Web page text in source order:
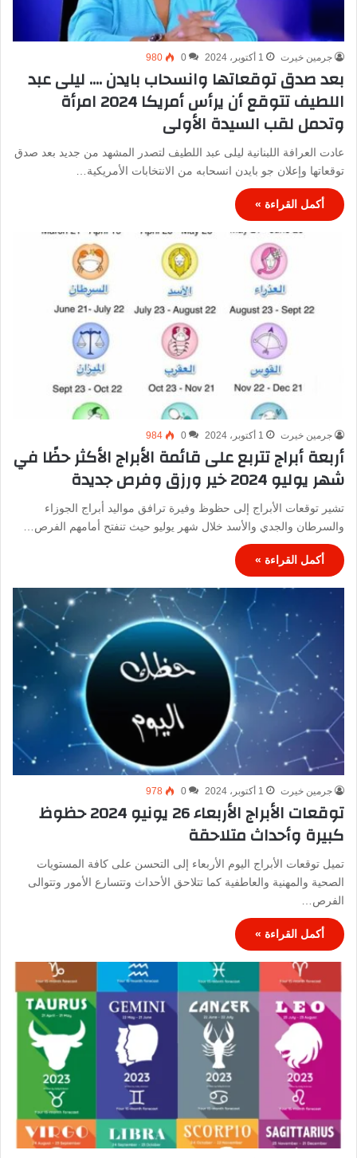
جرمين خيرت 1 أكتوبر، 2024 0
980
بعد صدق توقعاتها وانسحاب بايدن …. ليلى عبد
اللطيف تتوقع أن يرأس أمريكا 2024 امرأة
وتحمل لقب السيدة الأولى
عادت العرافة اللبنانية ليلى عبد اللطيف لتصدر المشهد من جديد بعد صدق
توقعاتها وإعلان جو بايدن انسحابه من الانتخابات الأمريكية…
أكمل القراءة »
جرمين خيرت 1 أكتوبر، 2024 0
984
أربعة أبراج تتربع على قائمة الأبراج الأكثر حظًا في
شهر يوليو 2024 خير ورزق وفرص جديدة
تشير توقعات الأبراج إلى حظوظ وفيرة ترافق مواليد أبراج الجوزاء
والسرطان والجدي والأسد خلال شهر يوليو حيث تنفتح أمامهم الفرص…
أكمل القراءة »
جرمين خيرت 1 أكتوبر، 2024 0
978
توقعات الأبراج الأربعاء 26 يونيو 2024 حظوظ
كبيرة وأحداث متلاحقة
تميل توقعات الأبراج اليوم الأربعاء إلى التحسن على كافة المستويات
الصحية والمهنية والعاطفية كما تتلاحق الأحداث وتتسارع الأمور وتتوالى
الفرص…
أكمل القراءة »